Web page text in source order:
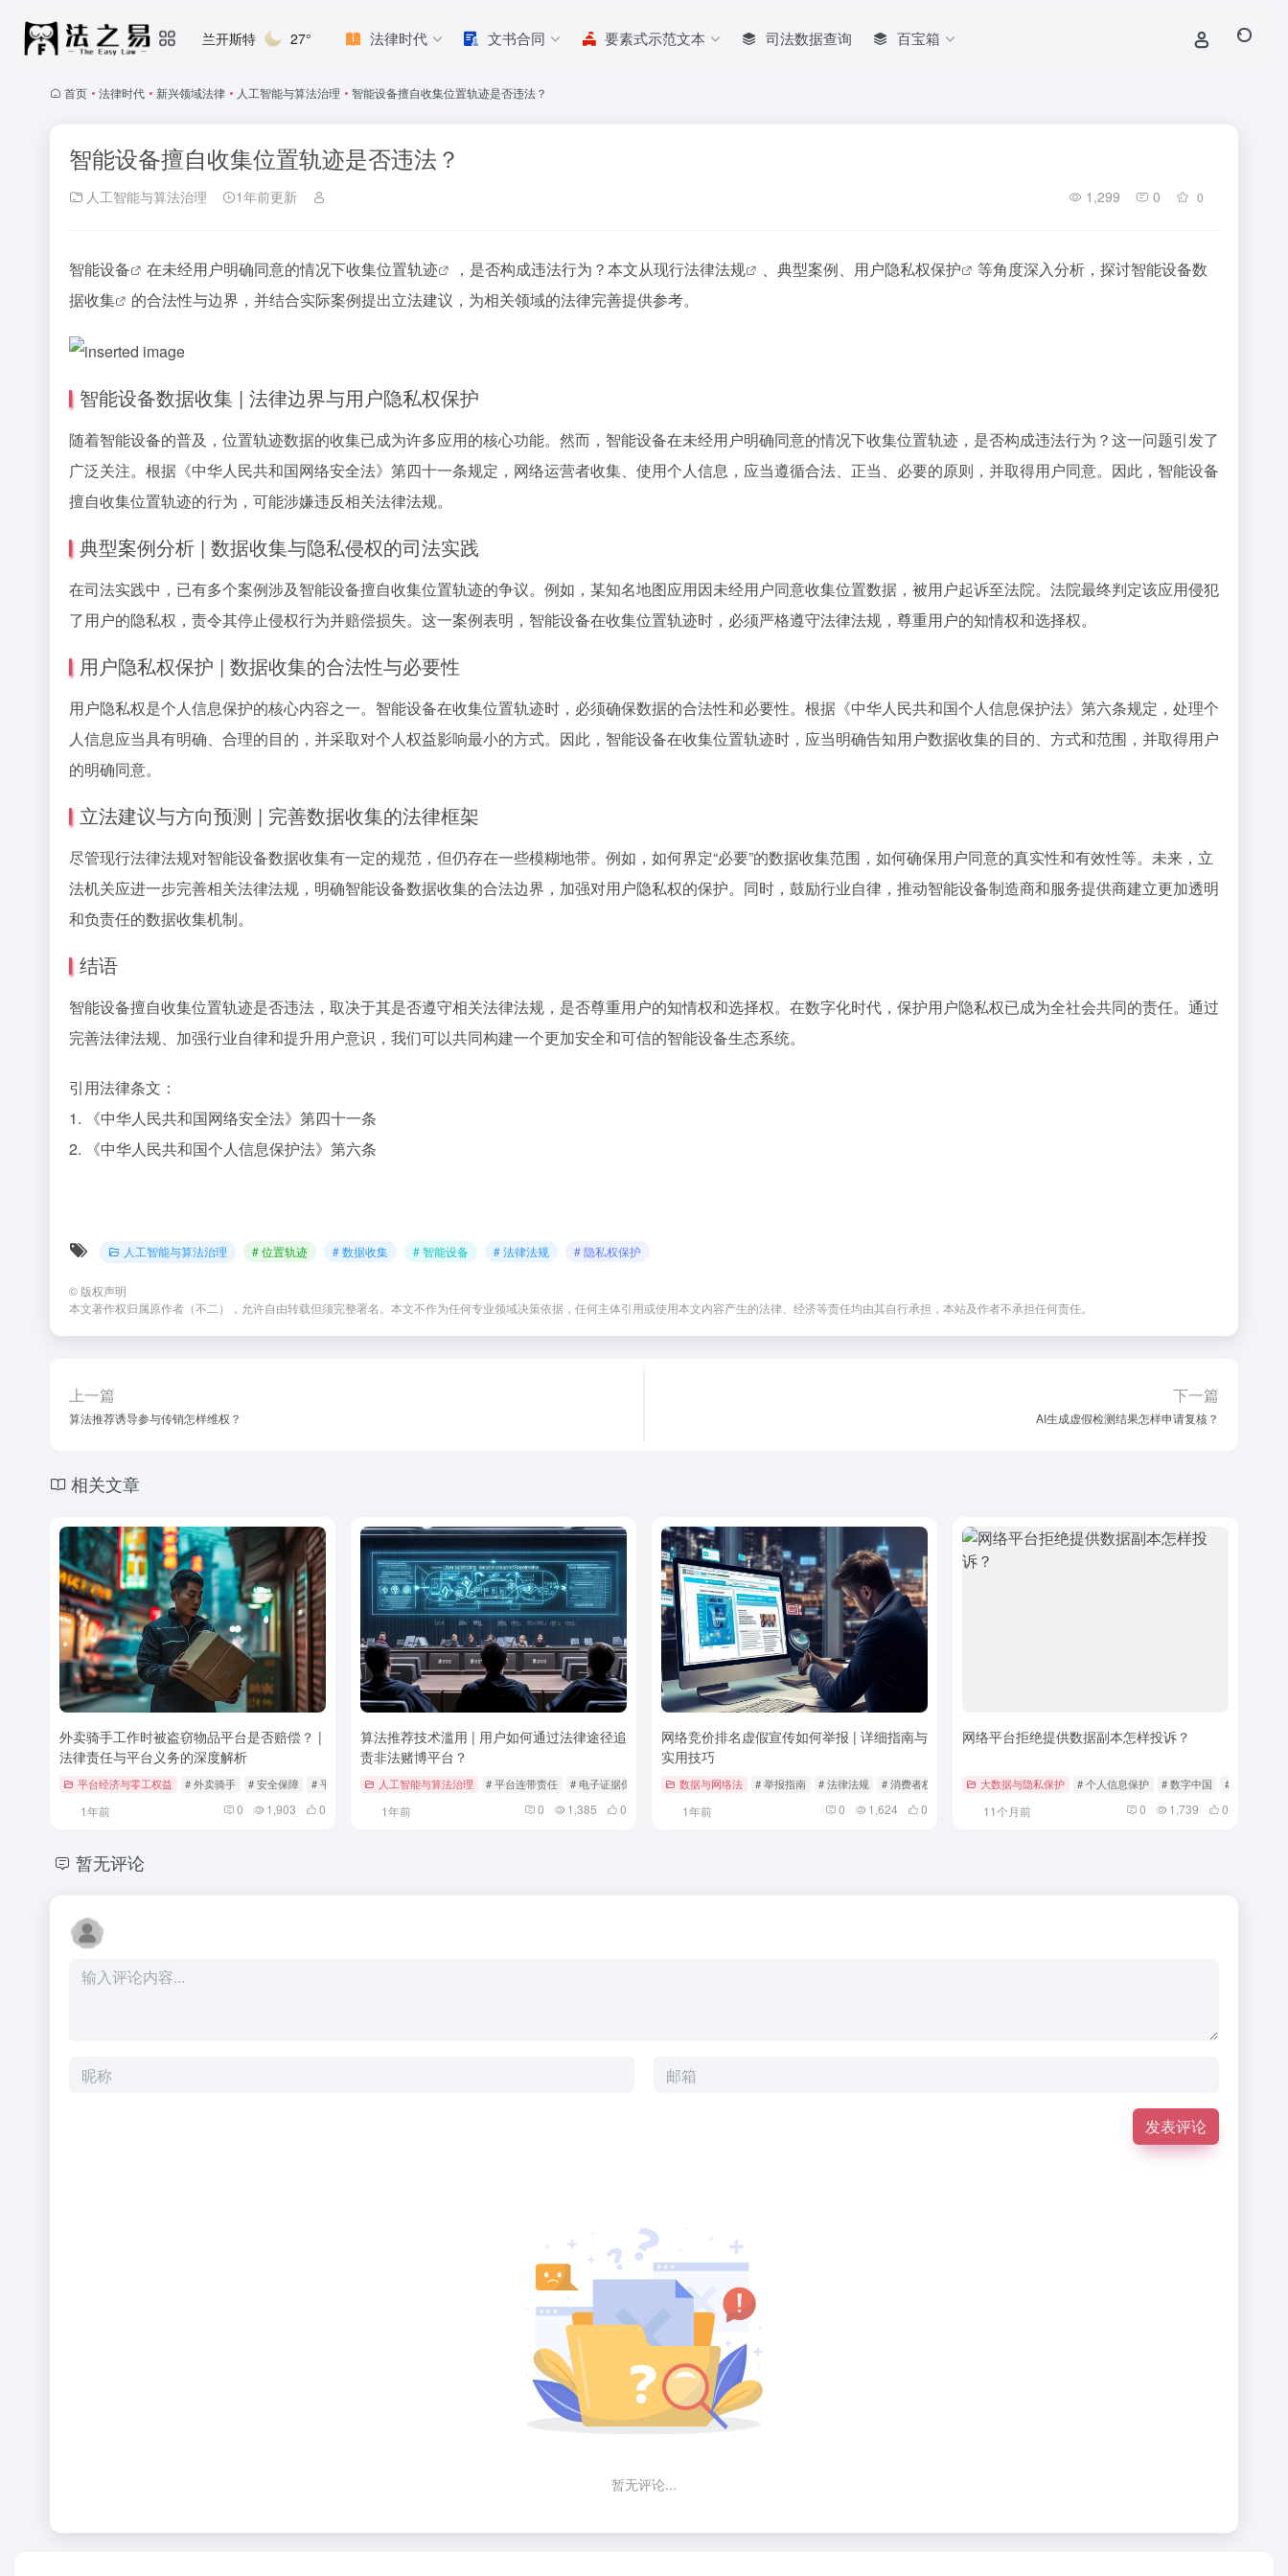
兰开斯特 27° 法律时代 文书合同 要素式示范文本 司法数据查询 百宝箱
首页 • 法律时代 • 新兴领域法律 • 人工智能与算法治理 • 智能设备擅自收集位置轨迹是否违法？
智能设备擅自收集位置轨迹是否违法？
人工智能与算法治理 1年前更新 1,299 0 0
智能设备 在未经用户明确同意的情况下收集位置轨迹 ，是否构成违法行为？本文从现行法律法规 、典型案例、用户隐私权保护 等角度深入分析，探讨智能设备数
据收集
的合法性与边界，并结合实际案例提出立法建议，为相关领域的法律完善提供参考。
智能设备数据收集 | 法律边界与用户隐私权保护
随着智能设备的普及，位置轨迹数据的收集已成为许多应用的核心功能。然而，智能设备在未经用户明确同意的情况下收集位置轨迹，是否构成违法行为？这一问题引发了
广泛关注。根据《中华人民共和国网络安全法》第四十一条规定，网络运营者收集、使用个人信息，应当遵循合法、正当、必要的原则，并取得用户同意。因此，智能设备
擅自收集位置轨迹的行为，可能涉嫌违反相关法律法规。
典型案例分析 | 数据收集与隐私侵权的司法实践
在司法实践中，已有多个案例涉及智能设备擅自收集位置轨迹的争议。例如，某知名地图应用因未经用户同意收集位置数据，被用户起诉至法院。法院最终判定该应用侵犯
了用户的隐私权，责令其停止侵权行为并赔偿损失。这一案例表明，智能设备在收集位置轨迹时，必须严格遵守法律法规，尊重用户的知情权和选择权。
用户隐私权保护 | 数据收集的合法性与必要性
用户隐私权是个人信息保护的核心内容之一。智能设备在收集位置轨迹时，必须确保数据的合法性和必要性。根据《中华人民共和国个人信息保护法》第六条规定，处理个
人信息应当具有明确、合理的目的，并采取对个人权益影响最小的方式。因此，智能设备在收集位置轨迹时，应当明确告知用户数据收集的目的、方式和范围，并取得用户
的明确同意。
立法建议与方向预测 | 完善数据收集的法律框架
尽管现行法律法规对智能设备数据收集有一定的规范，但仍存在一些模糊地带。例如，如何界定“必要”的数据收集范围，如何确保用户同意的真实性和有效性等。未来，立
法机关应进一步完善相关法律法规，明确智能设备数据收集的合法边界，加强对用户隐私权的保护。同时，鼓励行业自律，推动智能设备制造商和服务提供商建立更加透明
和负责任的数据收集机制。
结语
智能设备擅自收集位置轨迹是否违法，取决于其是否遵守相关法律法规，是否尊重用户的知情权和选择权。在数字化时代，保护用户隐私权已成为全社会共同的责任。通过
完善法律法规、加强行业自律和提升用户意识，我们可以共同构建一个更加安全和可信的智能设备生态系统。
引用法律条文：
1. 《中华人民共和国网络安全法》第四十一条
2. 《中华人民共和国个人信息保护法》第六条
人工智能与算法治理 # 位置轨迹 # 数据收集 # 智能设备 # 法律法规 # 隐私权保护
© 版权声明
本文著作权归属原作者（不二），允许自由转载但须完整署名。本文不作为任何专业领域决策依据，任何主体引用或使用本文内容产生的法律、经济等责任均由其自行承担，本站及作者不承担任何责任。
上一篇
算法推荐诱导参与传销怎样维权？
下一篇
AI生成虚假检测结果怎样申请复核？
相关文章
外卖骑手工作时被盗窃物品平台是否赔偿？ |
法律责任与平台义务的深度解析
平台经济与零工权益 # 外卖骑手 # 安全保障 # 平台赔偿
1年前 0 1,903 0
算法推荐技术滥用 | 用户如何通过法律途径追
责非法赌博平台？
人工智能与算法治理 # 平台连带责任 # 电子证据保全 # 算法推荐法律规制
1年前 0 1,385 0
网络竞价排名虚假宣传如何举报 | 详细指南与
实用技巧
数据与网络法 # 举报指南 # 法律法规 # 消费者权益
1年前 0 1,624 0
网络平台拒绝提供数据副本怎样投诉？
大数据与隐私保护 # 个人信息保护 # 数字中国 # 数据权利
11个月前 0 1,739 0
暂无评论
发表评论
暂无评论...